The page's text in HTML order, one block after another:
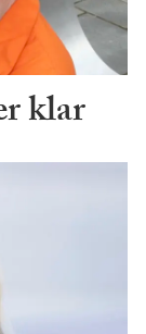
klar